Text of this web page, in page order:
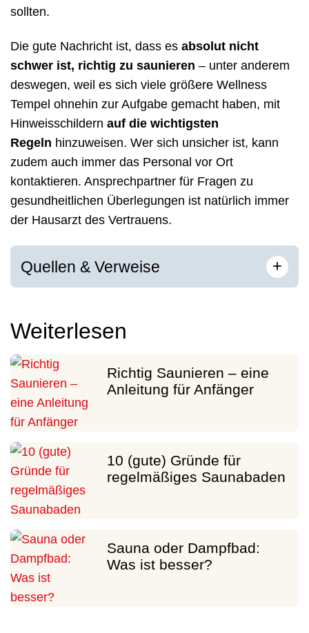
sollten.
Die gute Nachricht ist, dass es absolut nicht
schwer ist, richtig zu saunieren – unter anderem
deswegen, weil es sich viele größere Wellness
Tempel ohnehin zur Aufgabe gemacht haben, mit
Hinweisschildern auf die wichtigsten
Regeln hinzuweisen. Wer sich unsicher ist, kann
zudem auch immer das Personal vor Ort
kontaktieren. Ansprechpartner für Fragen zu
gesundheitlichen Überlegungen ist natürlich immer
der Hausarzt des Vertrauens.
Quellen & Verweise +
Weiterlesen
Richtig Saunieren – eine
Anleitung für Anfänger
10 (gute) Gründe für
regelmäßiges Saunabaden
Sauna oder Dampfbad:
Was ist besser?